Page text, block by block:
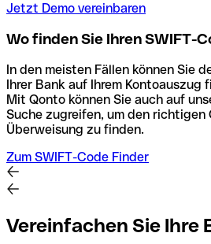
Jetzt Demo vereinbaren
Wo finden Sie Ihren SWIFT-
In den meisten Fällen können Sie
Ihrer Bank auf Ihrem Kontoauszug
Mit Qonto können Sie auch auf
Suche zugreifen, um den richtigen
Überweisung zu finden.
Zum SWIFT-Code Finder
Vereinfachen Sie Ihre